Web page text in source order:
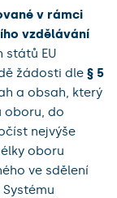
v rámci
vzdělávání
států EU
žádosti dle § 5
a obsah, který
oboru, do
nejvýše
oboru
ve sdělení